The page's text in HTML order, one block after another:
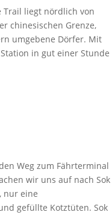
Trail liegt nördlich von
chinesischen Grenze,
umgebene Dörfer. Mit
in gut einer Stunde
Weg zum Fährterminal
wir uns auf nach Sok
nur eine
gefüllte Kotztüten. Sok